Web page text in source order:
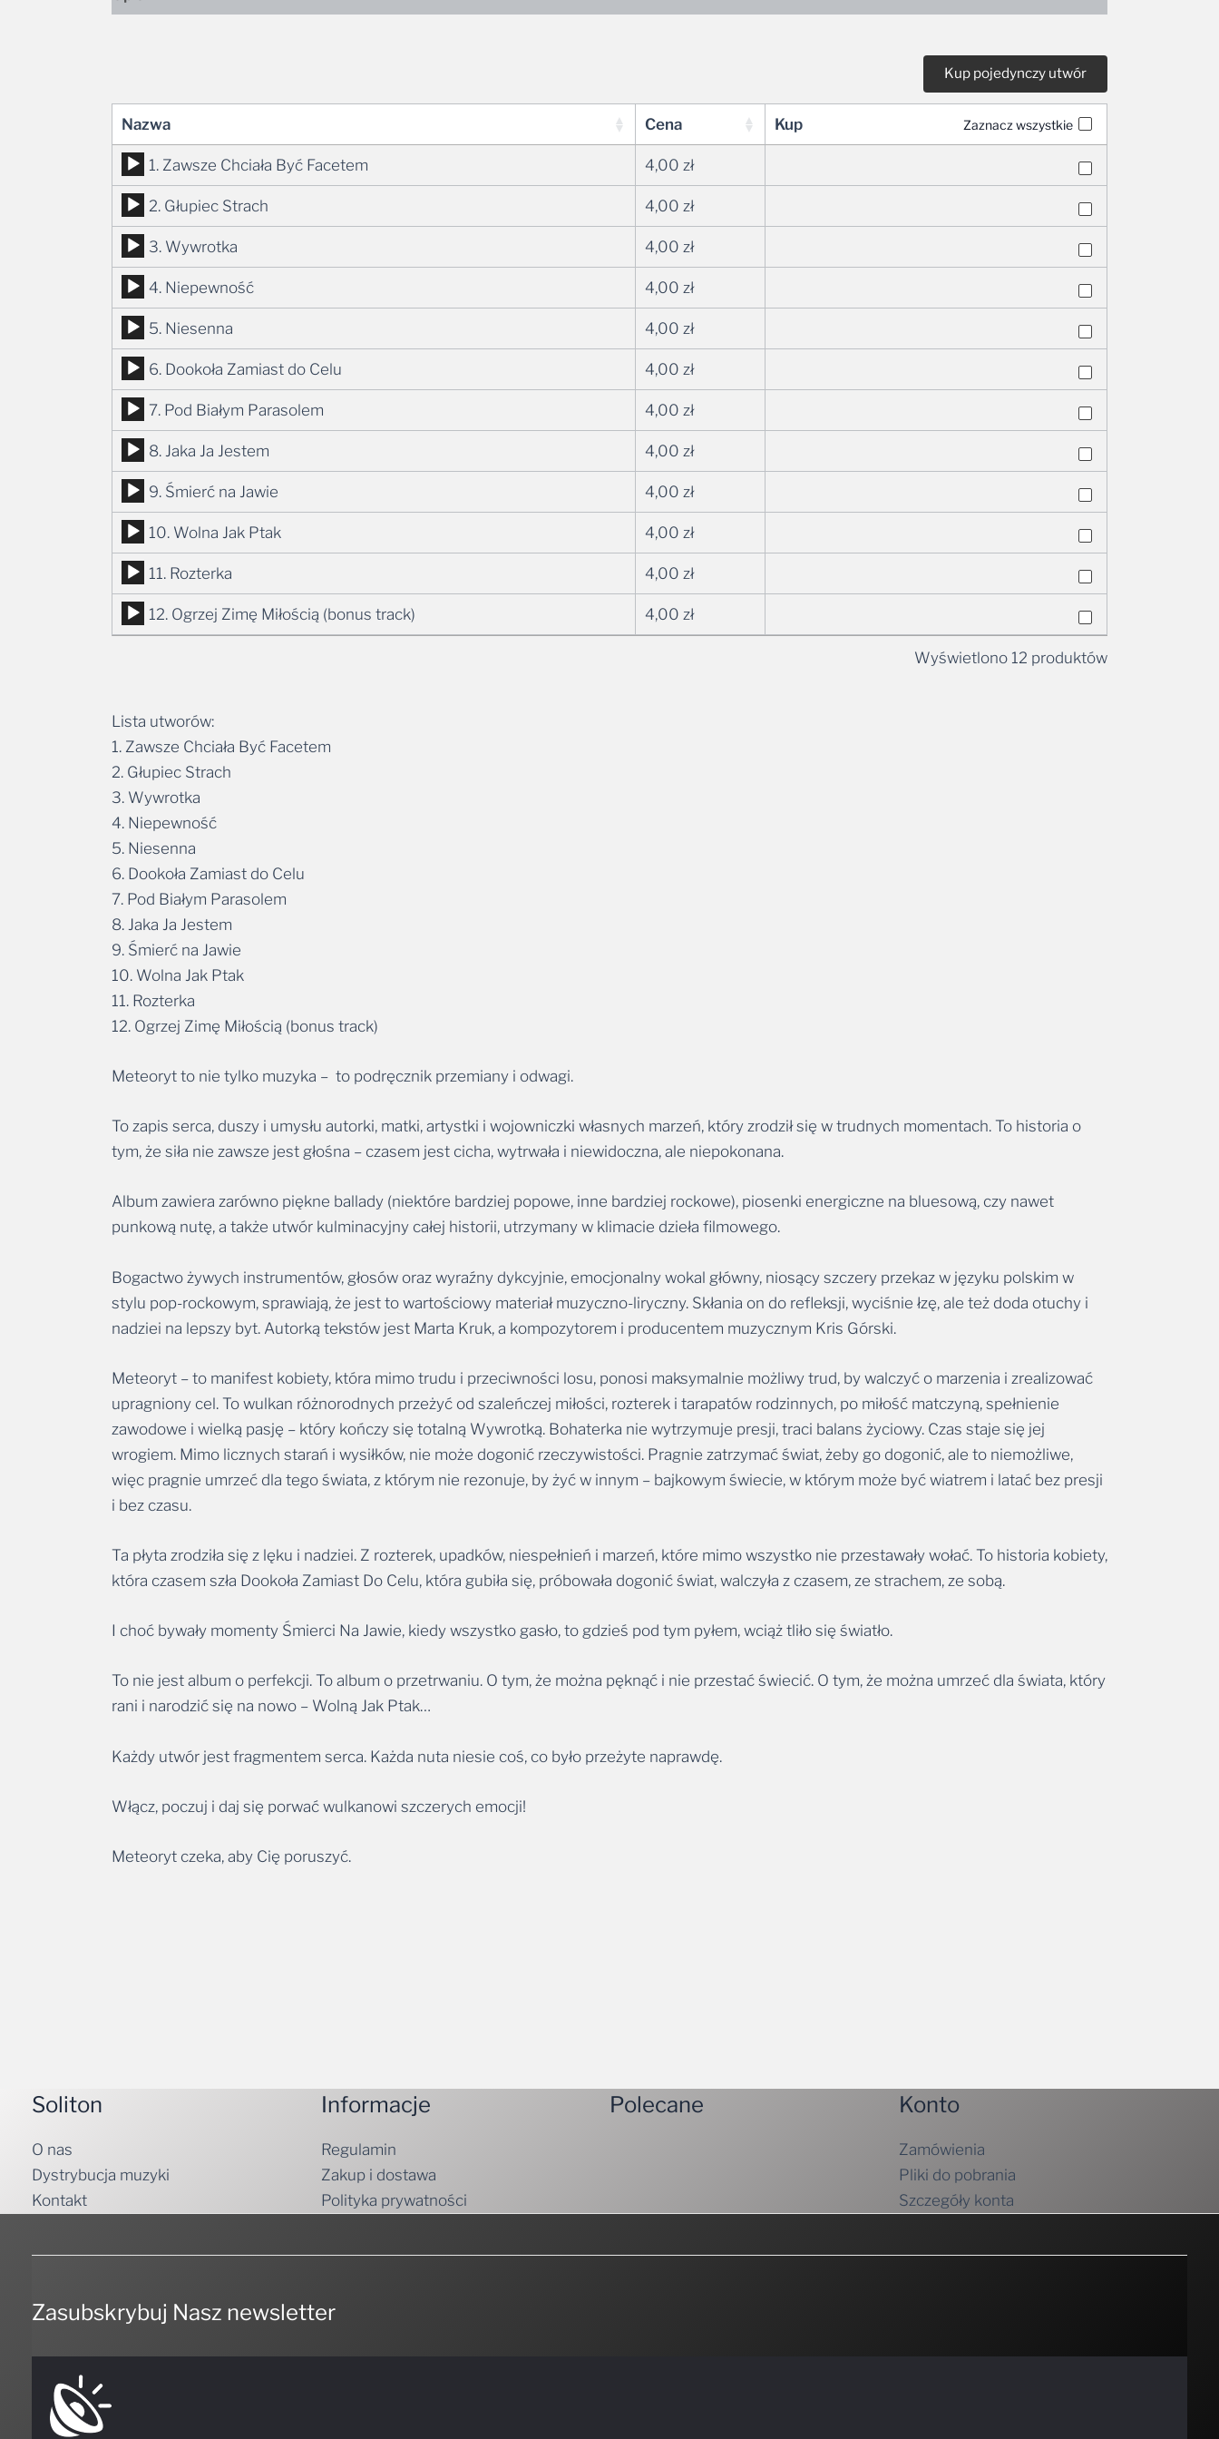
Nazwa Cena Kup Zaznacz wszystkie
Odtwarzacz
plików
dźwiękowych
1. Zawsze Chciała Być Facetem 4,00 zł
Odtwarzacz
plików
dźwiękowych
2. Głupiec Strach 4,00 zł
Odtwarzacz
plików
dźwiękowych
3. Wywrotka 4,00 zł
Odtwarzacz
plików
dźwiękowych
4. Niepewność 4,00 zł
Odtwarzacz
plików
dźwiękowych
5. Niesenna 4,00 zł
Odtwarzacz
plików
dźwiękowych
6. Dookoła Zamiast do Celu 4,00 zł
Odtwarzacz
plików
dźwiękowych
7. Pod Białym Parasolem 4,00 zł
Odtwarzacz
plików
dźwiękowych
8. Jaka Ja Jestem 4,00 zł
Odtwarzacz
plików
dźwiękowych
9. Śmierć na Jawie 4,00 zł
Odtwarzacz
plików
dźwiękowych
10. Wolna Jak Ptak 4,00 zł
Odtwarzacz
plików
dźwiękowych
11. Rozterka 4,00 zł
Odtwarzacz
plików
12. Ogrzej Zimę Miłością (bonus track) 4,00 zł
Wyświetlono 12 produktów
Lista utworów:
1. Zawsze Chciała Być Facetem
2. Głupiec Strach
3. Wywrotka
4. Niepewność
5. Niesenna
6. Dookoła Zamiast do Celu
7. Pod Białym Parasolem
8. Jaka Ja Jestem
9. Śmierć na Jawie
10. Wolna Jak Ptak
11. Rozterka
12. Ogrzej Zimę Miłością (bonus track)
Meteoryt to nie tylko muzyka – to podręcznik przemiany i odwagi.
To zapis serca, duszy i umysłu autorki, matki, artystki i wojowniczki własnych marzeń, który zrodził się w trudnych momentach. To historia o
tym, że siła nie zawsze jest głośna – czasem jest cicha, wytrwała i niewidoczna, ale niepokonana.
Album zawiera zarówno piękne ballady (niektóre bardziej popowe, inne bardziej rockowe), piosenki energiczne na bluesową, czy nawet
punkową nutę, a także utwór kulminacyjny całej historii, utrzymany w klimacie dzieła filmowego.
Bogactwo żywych instrumentów, głosów oraz wyraźny dykcyjnie, emocjonalny wokal główny, niosący szczery przekaz w języku polskim w
stylu pop-rockowym, sprawiają, że jest to wartościowy materiał muzyczno-liryczny. Skłania on do refleksji, wyciśnie łzę, ale też doda otuchy i
nadziei na lepszy byt. Autorką tekstów jest Marta Kruk, a kompozytorem i producentem muzycznym Kris Górski.
Meteoryt – to manifest kobiety, która mimo trudu i przeciwności losu, ponosi maksymalnie możliwy trud, by walczyć o marzenia i zrealizować
upragniony cel. To wulkan różnorodnych przeżyć od szaleńczej miłości, rozterek i tarapatów rodzinnych, po miłość matczyną, spełnienie
zawodowe i wielką pasję – który kończy się totalną Wywrotką. Bohaterka nie wytrzymuje presji, traci balans życiowy. Czas staje się jej
wrogiem. Mimo licznych starań i wysiłków, nie może dogonić rzeczywistości. Pragnie zatrzymać świat, żeby go dogonić, ale to niemożliwe,
więc pragnie umrzeć dla tego świata, z którym nie rezonuje, by żyć w innym – bajkowym świecie, w którym może być wiatrem i latać bez presji
i bez czasu.
Ta płyta zrodziła się z lęku i nadziei. Z rozterek, upadków, niespełnień i marzeń, które mimo wszystko nie przestawały wołać. To historia kobiety,
która czasem szła Dookoła Zamiast Do Celu, która gubiła się, próbowała dogonić świat, walczyła z czasem, ze strachem, ze sobą.
I choć bywały momenty Śmierci Na Jawie, kiedy wszystko gasło, to gdzieś pod tym pyłem, wciąż tliło się światło.
To nie jest album o perfekcji. To album o przetrwaniu. O tym, że można pęknąć i nie przestać świecić. O tym, że można umrzeć dla świata, który
rani i narodzić się na nowo – Wolną Jak Ptak…
Każdy utwór jest fragmentem serca. Każda nuta niesie coś, co było przeżyte naprawdę.
Włącz, poczuj i daj się porwać wulkanowi szczerych emocji!
Meteoryt czeka, aby Cię poruszyć.
Soliton
O nas
Dystrybucja muzyki
Kontakt
Informacje
Regulamin
Zakup i dostawa
Polityka prywatności
Polecane Konto
Zamówienia
Pliki do pobrania
Szczegóły konta
Zasubskrybuj Nasz newsletter